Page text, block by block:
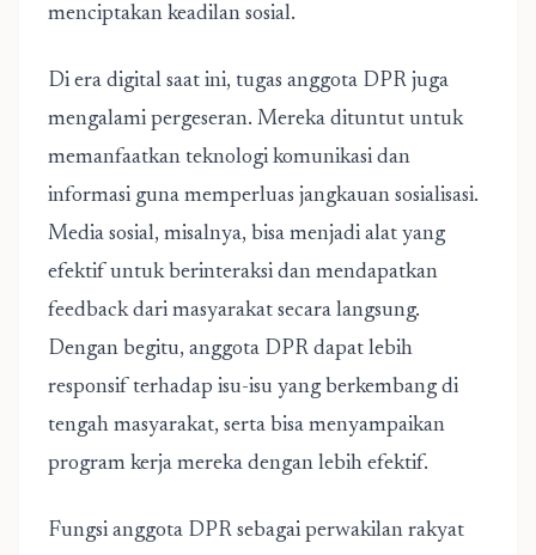
menciptakan keadilan sosial.
Di era digital saat ini, tugas anggota DPR juga
mengalami pergeseran. Mereka dituntut untuk
memanfaatkan teknologi komunikasi dan
informasi guna memperluas jangkauan sosialisasi.
Media sosial, misalnya, bisa menjadi alat yang
efektif untuk berinteraksi dan mendapatkan
feedback dari masyarakat secara langsung.
Dengan begitu, anggota DPR dapat lebih
responsif terhadap isu-isu yang berkembang di
tengah masyarakat, serta bisa menyampaikan
program kerja mereka dengan lebih efektif.
Fungsi anggota DPR sebagai perwakilan rakyat